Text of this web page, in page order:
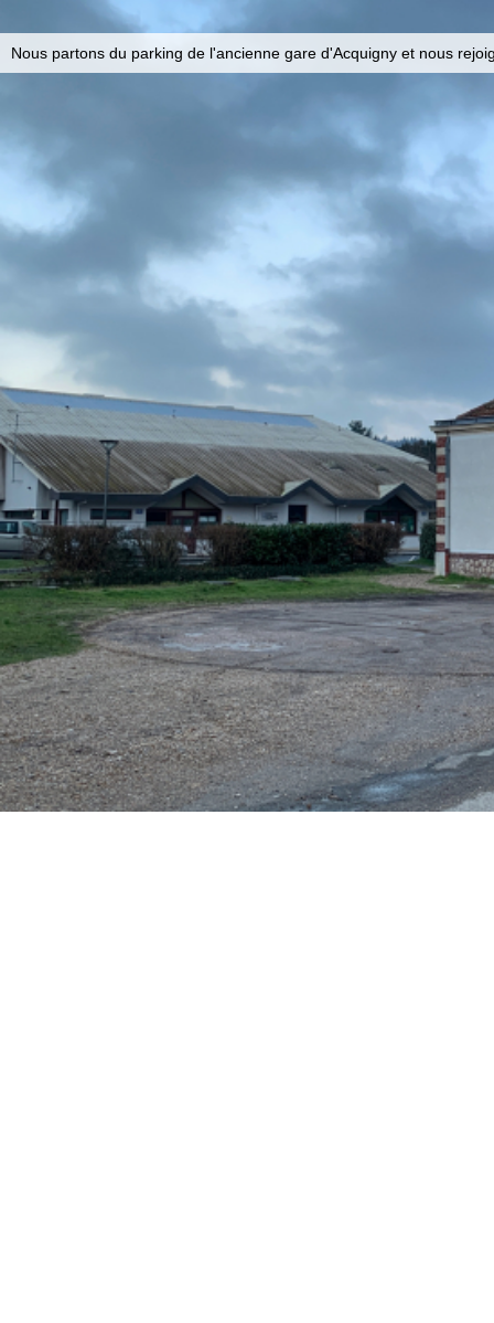
Nous partons du parking de l'ancienne gare d'Acquigny et nous